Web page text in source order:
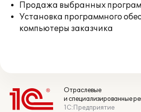
Продажа выбранных
Установка программного
компьютеры заказчика
Отраслевые
и специализированные
1С:Предприятие